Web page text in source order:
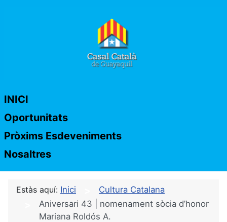
INICI
Oportunitats
Pròxims Esdeveniments
Nosaltres
Estàs aquí: Inici
Cultura Catalana
Aniversari 43 | nomenament sòcia d’honor
Mariana Roldós A.